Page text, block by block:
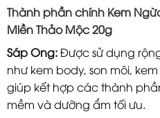
Thành phần chính Kem
Miền Thảo Mộc 20g
Sáp Ong:Được sử dụng
như kem body, son môi,
giúp kết hợp các thành
mềm và dưỡng ẩm tối ưu.